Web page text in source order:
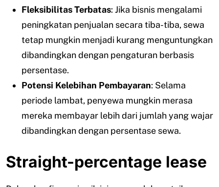
Fleksibilitas Terbatas: Jika bisnis mengalami
peningkatan penjualan secara tiba-tiba, sewa
tetap mungkin menjadi kurang menguntungkan
dibandingkan dengan pengaturan berbasis
persentase.
Potensi Kelebihan Pembayaran: Selama
periode lambat, penyewa mungkin merasa
mereka membayar lebih dari jumlah yang wajar
dibandingkan dengan persentase sewa.
Straight-percentage lease